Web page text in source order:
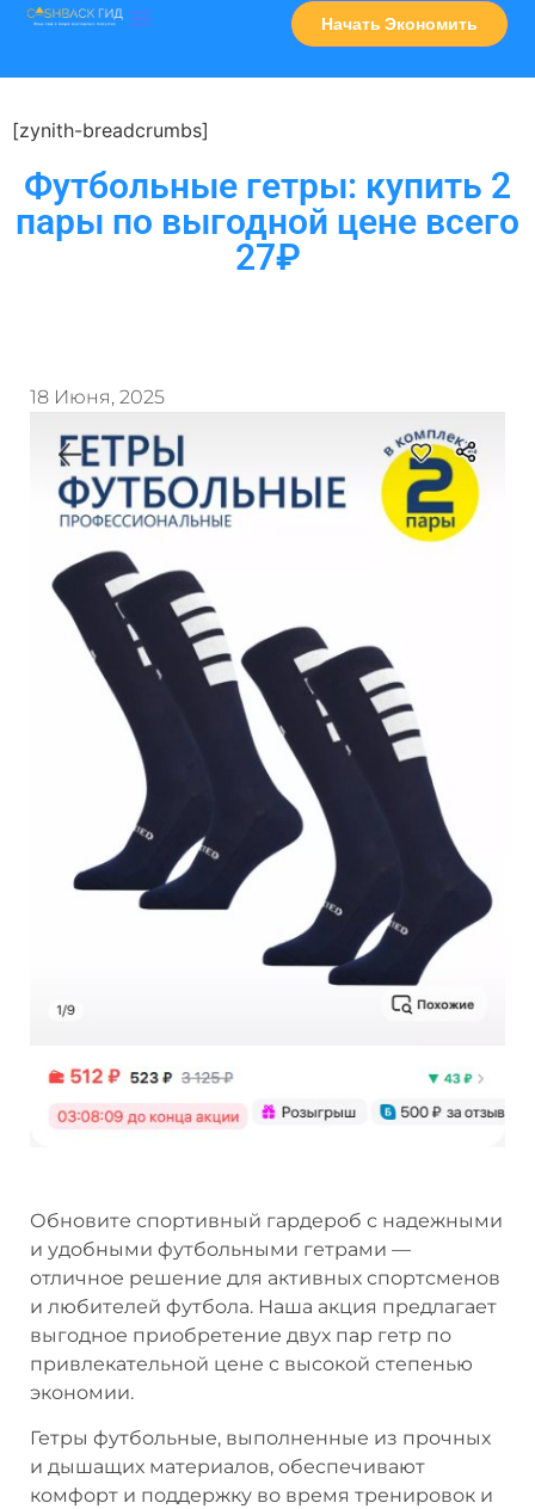
Начать Экономить
[zynith-breadcrumbs]
Футбольные гетры: купить 2
пары по выгодной цене всего
27₽
18 Июня, 2025
Обновите спортивный гардероб с надежными
и удобными футбольными гетрами —
отличное решение для активных спортсменов
и любителей футбола. Наша акция предлагает
выгодное приобретение двух пар гетр по
привлекательной цене с высокой степенью
экономии.
Гетры футбольные, выполненные из прочных
и дышащих материалов, обеспечивают
комфорт и поддержку во время тренировок и